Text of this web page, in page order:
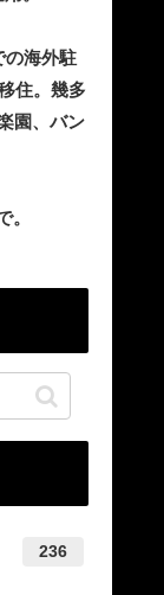
の海外駐
住。幾多
園、バン
236